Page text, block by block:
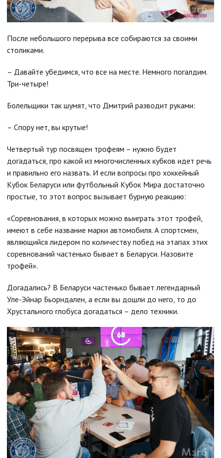
После небольшого перерыва все собираются за своими
столиками.
– Давайте убедимся, что все на месте. Немного погалдим.
Три-четыре!
Болельщики так шумят, что Дмитрий разводит руками:
– Спору нет, вы крутые!
Четвертый тур посвящен трофеям – нужно будет
догадаться, про какой из многочисленных кубков идет речь
и правильно его назвать. И если вопросы про хоккейный
Кубок Беларуси или футбольный Кубок Мира достаточно
простые, то этот вопрос вызывает бурную реакцию:
«Соревнования, в которых можно выиграть этот трофей,
имеют в себе название марки автомобиля. А спортсмен,
являющийся лидером по количеству побед на этапах этих
соревнований частенько бывает в Беларуси. Назовите
трофей».
Догадались? В Беларуси частенько бывает легендарный
Уле-Эйнар Бьорндален, а если вы дошли до него, то до
Хрустального глобуса догадаться – дело техники.